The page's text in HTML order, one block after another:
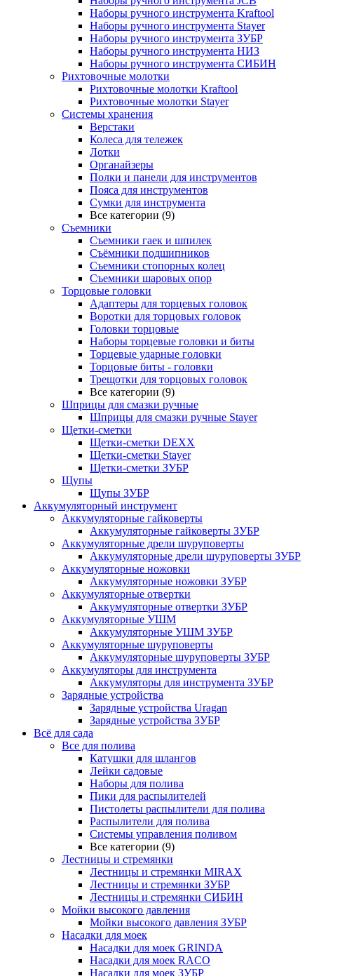
Наборы ручного инструмента Kraftool
Наборы ручного инструмента Stayer
Наборы ручного инструмента ЗУБР
Наборы ручного инструмента НИЗ
Наборы ручного инструмента СИБИН
Рихтовочные молотки
Рихтовочные молотки Kraftool
Рихтовочные молотки Stayer
Системы хранения
Верстаки
Колеса для тележек
Лотки
Органайзеры
Полки и панели для инструментов
Пояса для инструментов
Сумки для инструмента
Все категории (9)
Съемники
Съемники гаек и шпилек
Съёмники подшипников
Съемники стопорных колец
Съемники шаровых опор
Торцовые головки
Адаптеры для торцевых головок
Воротки для торцовых головок
Головки торцовые
Наборы торцевые головки и биты
Торцевые ударные головки
Торцовые биты - головки
Трещотки для торцовых головок
Все категории (9)
Шприцы для смазки ручные
Шприцы для смазки ручные Stayer
Щетки-сметки
Щетки-сметки DEXX
Щетки-сметки Stayer
Щетки-сметки ЗУБР
Щупы
Щупы ЗУБР
Аккумуляторный инструмент
Аккумуляторные гайковерты
Аккумуляторные гайковерты ЗУБР
Аккумуляторные дрели шуруповерты
Аккумуляторные дрели шуруповерты ЗУБР
Аккумуляторные ножовки
Аккумуляторные ножовки ЗУБР
Аккумуляторные отвертки
Аккумуляторные отвертки ЗУБР
Аккумуляторные УШМ
Аккумуляторные УШМ ЗУБР
Аккумуляторные шуруповерты
Аккумуляторные шуруповерты ЗУБР
Аккумуляторы для инструмента
Аккумуляторы для инструмента ЗУБР
Зарядные устройства
Зарядные устройства Uragan
Зарядные устройства ЗУБР
Всё для сада
Все для полива
Катушки для шлангов
Лейки садовые
Наборы для полива
Пики для распылителей
Пистолеты распылители для полива
Распылители для полива
Системы управления поливом
Все категории (9)
Лестницы и стремянки
Лестницы и стремянки MIRAX
Лестницы и стремянки ЗУБР
Лестницы и стремянки СИБИН
Мойки высокого давления
Мойки высокого давления ЗУБР
Насадки для моек
Насадки для моек GRINDA
Насадки для моек RACO
Насадки для моек ЗУБР